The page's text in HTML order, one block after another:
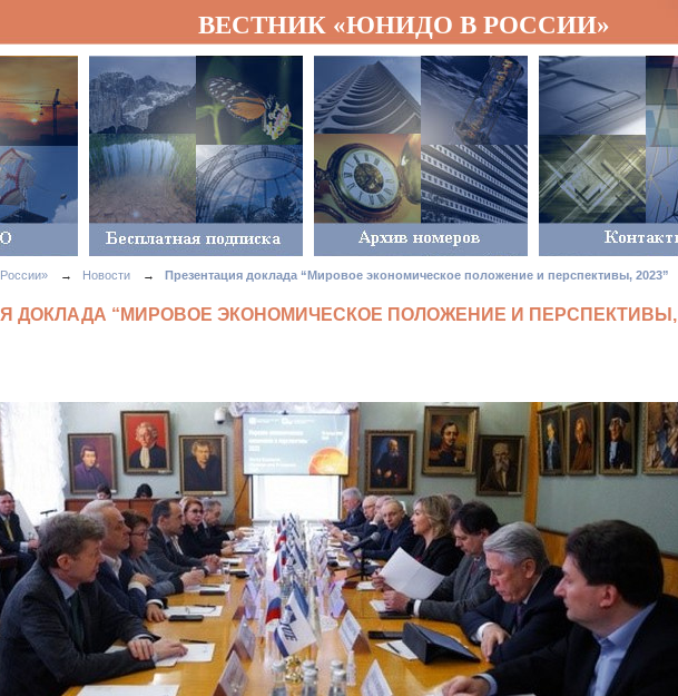
ВЕСТНИК «ЮНИДО В РОССИИ»
→ Новости → Презентация доклада “Мировое экономическое положение и перспективы, 2023”
ДОКЛАДА “МИРОВОЕ ЭКОНОМИЧЕСКОЕ ПОЛОЖЕНИЕ И ПЕРСПЕКТИВЫ,